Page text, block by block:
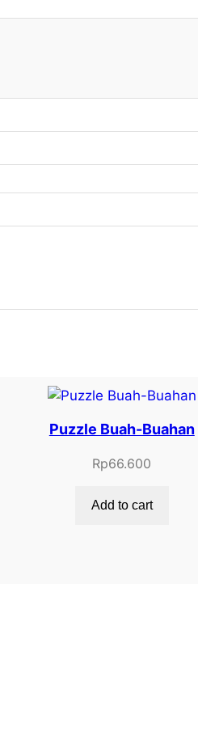
Puzzle Buah-Buahan
Rp66.600
Add to cart